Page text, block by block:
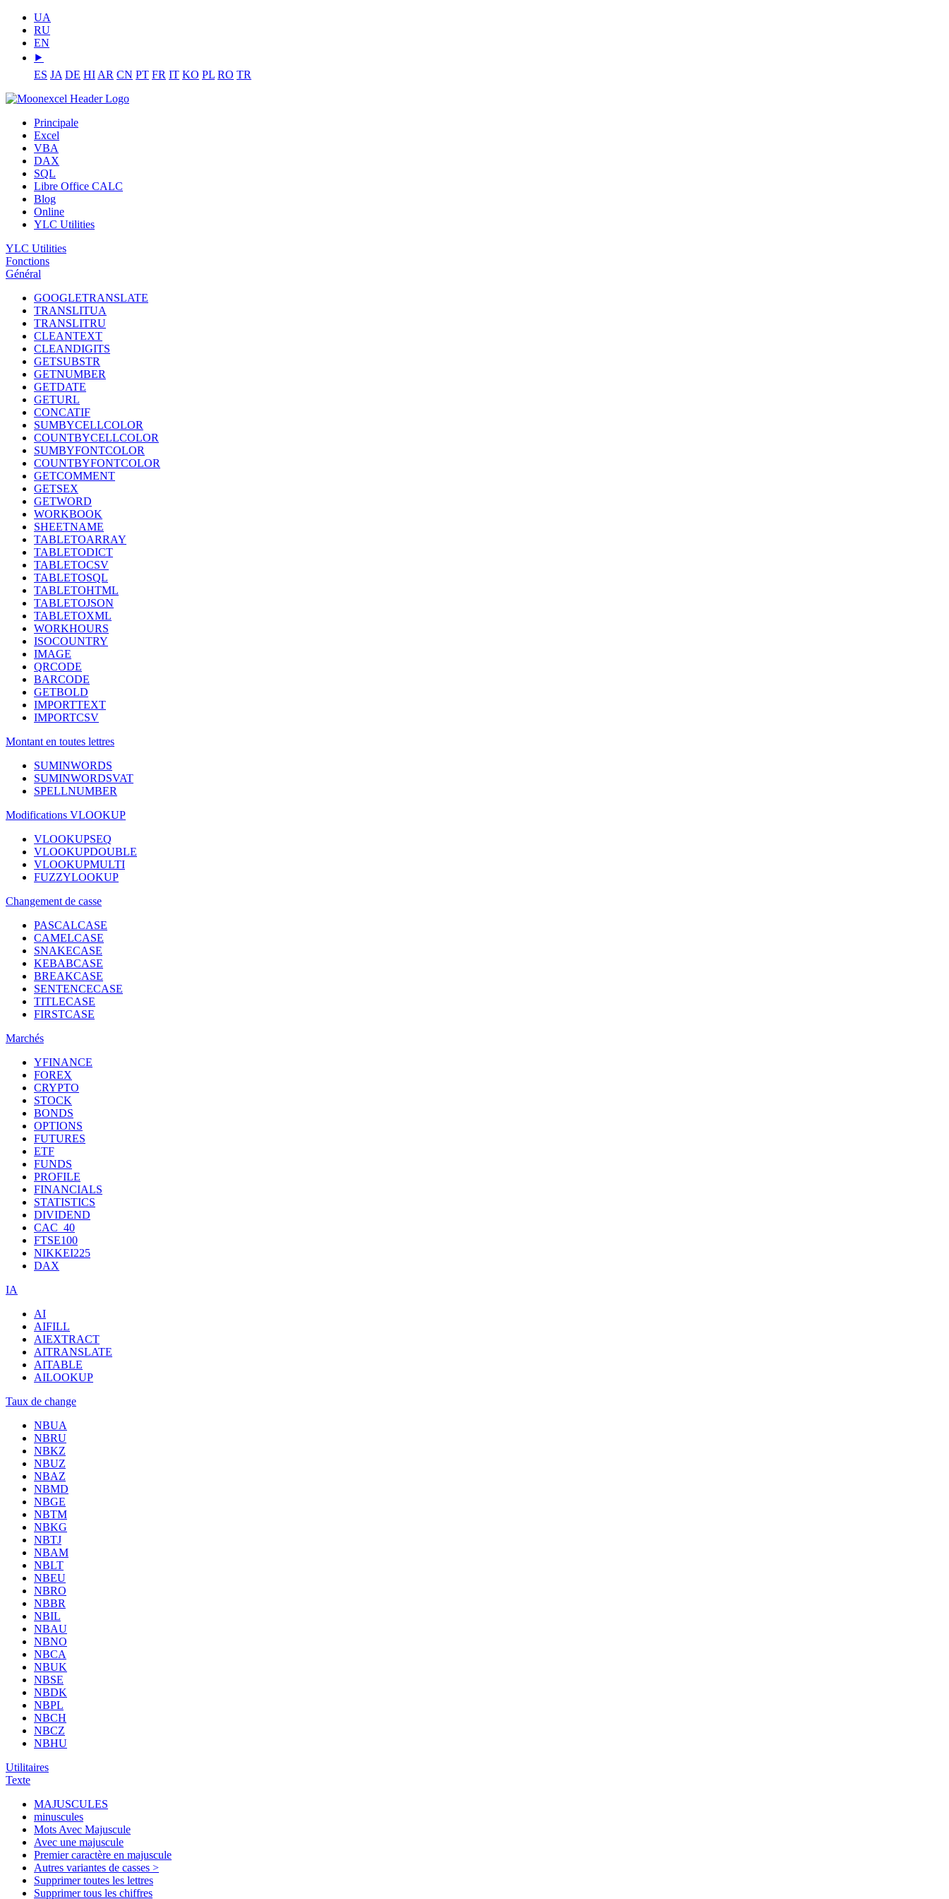
UA
RU
EN
⯈
ES JA DE HI AR CN PT FR IT KO PL RO TR
Principale
Excel
VBA
DAX
SQL
Libre Office CALC
Blog
Online
YLC Utilities
YLC Utilities
Fonctions
Général
GOOGLETRANSLATE
TRANSLITUA
TRANSLITRU
CLEANTEXT
CLEANDIGITS
GETSUBSTR
GETNUMBER
GETDATE
GETURL
CONCATIF
SUMBYCELLCOLOR
COUNTBYCELLCOLOR
SUMBYFONTCOLOR
COUNTBYFONTCOLOR
GETCOMMENT
GETSEX
GETWORD
WORKBOOK
SHEETNAME
TABLETOARRAY
TABLETODICT
TABLETOCSV
TABLETOSQL
TABLETOHTML
TABLETOJSON
TABLETOXML
WORKHOURS
ISOCOUNTRY
IMAGE
QRCODE
BARCODE
GETBOLD
IMPORTTEXT
IMPORTCSV
Montant en toutes lettres
SUMINWORDS
SUMINWORDSVAT
SPELLNUMBER
Modifications VLOOKUP
VLOOKUPSEQ
VLOOKUPDOUBLE
VLOOKUPMULTI
FUZZYLOOKUP
Changement de casse
PASCALCASE
CAMELCASE
SNAKECASE
KEBABCASE
BREAKCASE
SENTENCECASE
TITLECASE
FIRSTCASE
Marchés
YFINANCE
FOREX
CRYPTO
STOCK
BONDS
OPTIONS
FUTURES
ETF
FUNDS
PROFILE
FINANCIALS
STATISTICS
DIVIDEND
CAC_40
FTSE100
NIKKEI225
DAX
IA
AI
AIFILL
AIEXTRACT
AITRANSLATE
AITABLE
AILOOKUP
Taux de change
NBUA
NBRU
NBKZ
NBUZ
NBAZ
NBMD
NBGE
NBTM
NBKG
NBTJ
NBAM
NBLT
NBEU
NBRO
NBBR
NBIL
NBAU
NBNO
NBCA
NBUK
NBSE
NBDK
NBPL
NBCH
NBCZ
NBHU
Utilitaires
Texte
MAJUSCULES
minuscules
Mots Avec Majuscule
Avec une majuscule
Premier caractère en majuscule
Autres variantes de casses >
Supprimer toutes les lettres
Supprimer tous les chiffres